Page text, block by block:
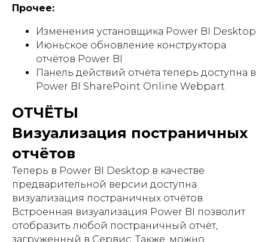
Прочее:
Изменения установщика Power BI Desktop
Июньское обновление конструктора
отчётов Power BI
Панель действий отчёта теперь доступна в
Power BI SharePoint Online Webpart
ОТЧЁТЫ
Визуализация постраничных
отчётов
Теперь в Power BI Desktop в качестве
предварительной версии доступна
визуализация постраничных отчётов.
Встроенная визуализация Power BI позволит
отобразить любой постраничный отчёт,
загруженный в Сервис. Также, можно